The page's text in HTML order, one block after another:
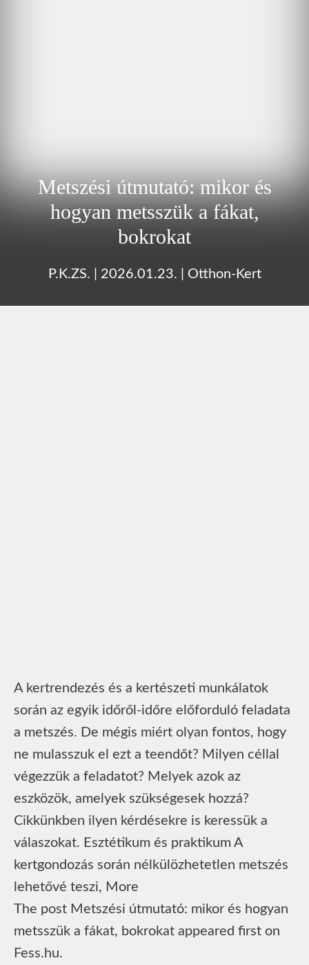
Metszési útmutató: mikor és
hogyan metsszük a fákat,
bokrokat
P.K.ZS. 2026.01.23. Otthon-Kert
A kertrendezés és a kertészeti munkálatok
során az egyik időről-időre előforduló feladata
a metszés. De mégis miért olyan fontos, hogy
ne mulasszuk el ezt a teendőt? Milyen céllal
végezzük a feladatot? Melyek azok az
eszközök, amelyek szükségesek hozzá?
Cikkünkben ilyen kérdésekre is keressük a
válaszokat. Esztétikum és praktikum A
kertgondozás során nélkülözhetetlen metszés
lehetővé teszi, More
The post Metszési útmutató: mikor és hogyan
metsszük a fákat, bokrokat appeared first on
Fess.hu.